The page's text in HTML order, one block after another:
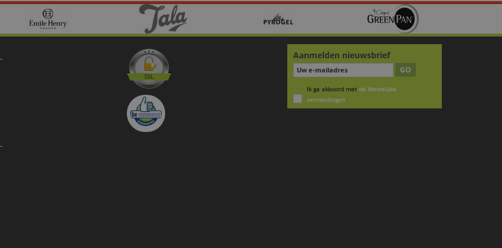
Aanmelden nieuwsbrief
GO
Ik ga akkoord met de Wettelijke
vermeldingen